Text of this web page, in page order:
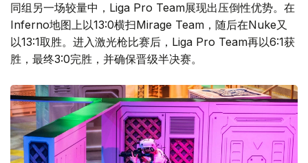
同组另一场较量中，Liga Pro Team展现出压倒性优势。在
Inferno地图上以13:0横扫Mirage Team，随后在Nuke又
以13:1取胜。进入激光枪比赛后，Liga Pro Team再以6:1获
胜，最终3:0完胜，并确保晋级半决赛。